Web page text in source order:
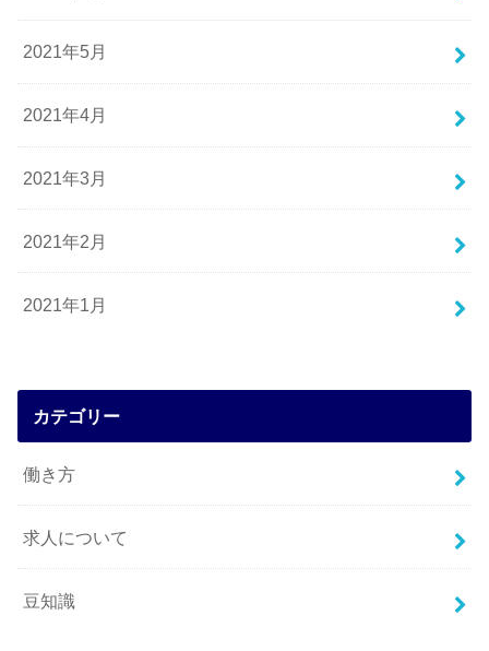
2021年5月
2021年4月
2021年3月
2021年2月
2021年1月
カテゴリー
働き方
求人について
豆知識